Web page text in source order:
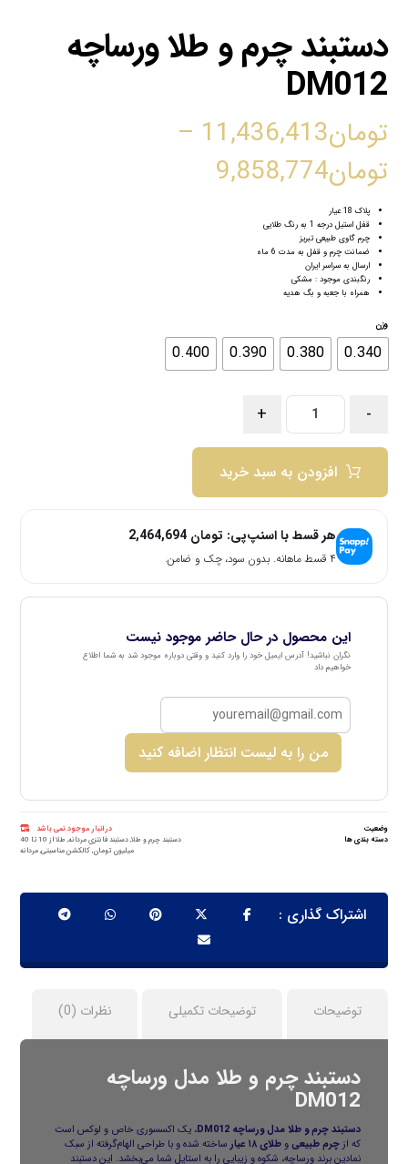
دستبند چرم و طلا ورساچه
DM012
تومان11,436,413
–
تومان9,858,774
پلاک 18 عیار
قفل استیل درجه 1 به رنگ طلایی
چرم گاوی طبیعی تبریز
ضمانت چرم و قفل به مدت 6 ماه
ارسال به سراسر ایران
رنگبندی موجود : مشکی
همراه با جعبه و بگ هدیه
وزن
0.340
0.380
0.390
0.400
-
+
افزودن به سبد خرید
هر قسط با اسنپ‌پی: تومان 2,464,694
۴ قسط ماهانه. بدون سود، چک و ضامن.
این محصول در حال حاضر موجود نیست
نگران نباشید! آدرس ایمیل خود را وارد کنید و وقتی دوباره موجود شد به شما اطلاع
خواهیم داد
من را به لیست انتظار اضافه کنید
وضعیت
در انبار موجود نمی باشد
دسته بندی ها
دستبند چرم و طلا,دستبند فانتزی مردانه,
طلا از 10 تا 40
میلیون تومان,کالکشن مناسبتی,مردانه
توضیحات توضیحات تکمیلی نظرات (0)
دستبند چرم و طلا مدل ورساچه
DM012
دستبند چرم وطلامدل ورساچه DM012
، یک اکسسوری خاص و لوکس است
که ازچرم طبیعیوطلای ۱۸ عیار
ساخته شده و با طراحی الهام‌گرفته از سبک
نمادین برند ورساچه، شکوه و زیبایی را به استایل شما می‌بخشد. این دستبند